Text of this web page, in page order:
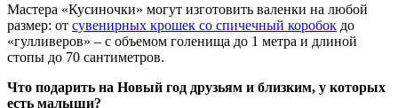
Мастера «Кусиночки» могут изготовить валенки на любой
размер: от сувенирных крошек со спичечный коробок до
«гулливеров» – с объемом голенища до 1 метра и длиной
стопы до 70 сантиметров.
Что подарить на Новый год друзьям и близким, у которых
есть малыши?